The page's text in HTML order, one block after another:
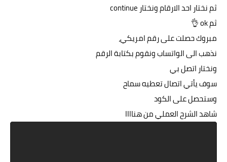
ثم نختار احد الارقام ونختار continue
ثم ok 👌
مبروك حصلت على رقم امريكي،
نذهب الى الواتساب ونقوم بكتابة الرقم
ونختار اتصل بي
سوف يأتي اتصال تعطيه سماح
وستحصل على الكود
شاهد الشرح العملي من هناااا